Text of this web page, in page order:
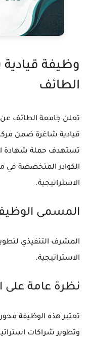
وظيفة
الطائف
تعلن جامعة الطائف
قيادية شاغرة ضمن
تستهدف حملة شهادة
الكوادر المتخصصة في
الاستراتيجية.
المسمى
المشرف التنفيذي
الاستراتيجية.
نظرة عامة على
تعتبر هذه الوظيفة
وتطوير شراكات